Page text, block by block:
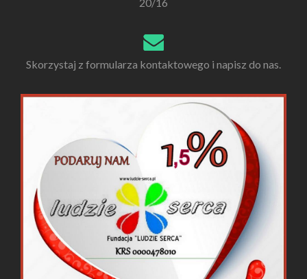
20/16
Skorzystaj z formularza kontaktowego i napisz do nas.